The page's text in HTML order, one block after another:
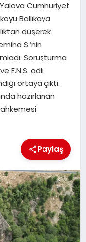
Yalova Cumhuriyet
Ballıkaya
düşerek
S.’nin
Soruşturma
E.N.S. adlı
ortaya çıktı.
hazırlanan
Paylaş